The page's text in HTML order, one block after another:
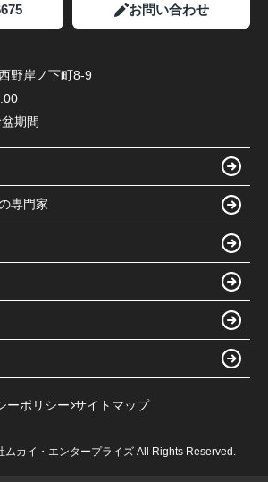
お問い合わせ
野岸ノ下町8-9
期間
専門家
ーポリシー サイトマップ
カイ・エンタープライズ All Rights Reserved.